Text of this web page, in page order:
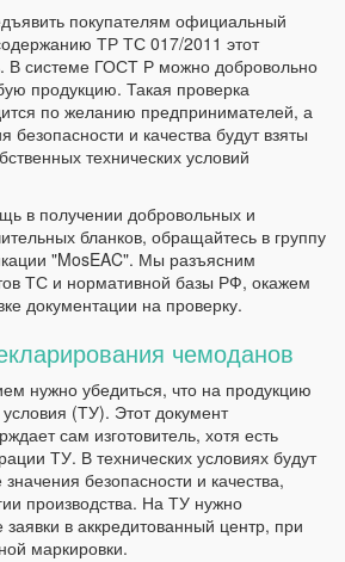
покупателям официальный
ТР ТС 017/2011 этот
В системе ГОСТ Р можно добровольно
продукцию. Такая проверка
по желанию предпринимателей, а
безопасности и качества будут взяты
технических условий
в получении добровольных и
бланков, обращайтесь в группу
"MosEAC". Мы разъясним
ТС и нормативной базы РФ, окажем
документации на проверку.
чемоданов
нужно убедиться, что на продукцию
(ТУ). Этот документ
сам изготовитель, хотя есть
ТУ. В технических условиях будут
безопасности и качества,
производства. На ТУ нужно
в аккредитованный центр, при
маркировки.